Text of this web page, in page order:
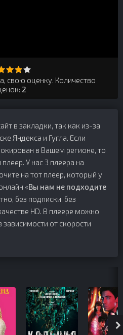
свою оценку. Количество
2
в закладки, так как из-за
Яндекса и Гугла. Если
в Вашем регионе, то
У нас 3 плеера на
на тот плеер, который у
«Вы нам не подходите
без подписки, без
HD. В плеере можно
от скорости